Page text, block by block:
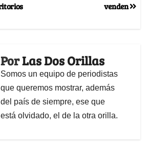
venden
PorLas Dos Orillas
Somos un equipo de periodistas
que queremos mostrar, además
del país de siempre, ese que
está olvidado, el de la otra orilla.